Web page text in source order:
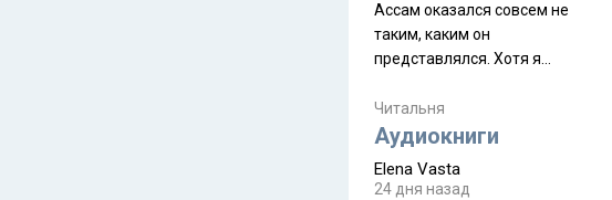
Ассам оказался совсем не
таким, каким он
представлялся. Хотя я
краешек, но все же схватила
ауру штата, как-то он меня
природа, мягкие
Читальня
Аудиокниги
Elena Vasta
24 дня назад